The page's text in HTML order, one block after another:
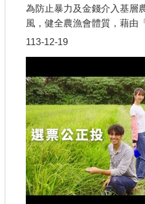
113-12-19
為防止暴力及金錢介入基層
風，健全農漁會體質，藉由
舟」的雙手，傳達雙手能夠